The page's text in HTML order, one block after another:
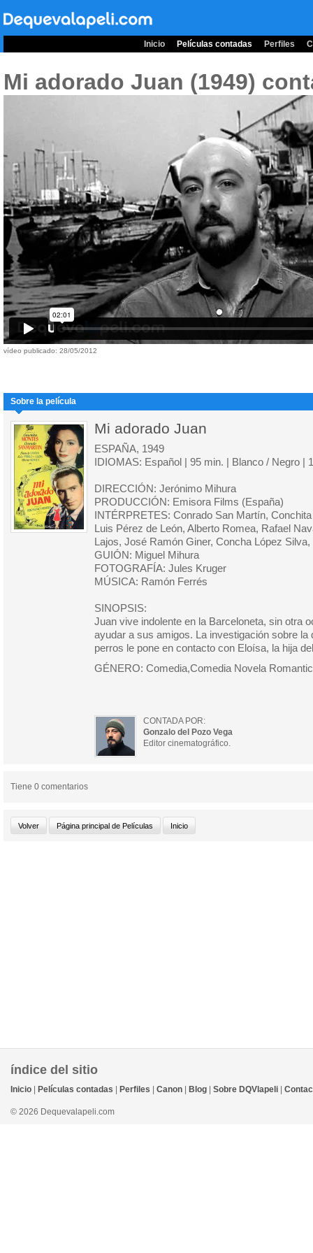
Inicio Películas contadas Perfiles
Mi adorado Juan (1949)
vídeo publicado: 28/05/2012
Sobre la película
Mi adorado Juan
ESPAÑA, 1949
IDIOMAS: Español | 95 min. | Blanco / Negro |
DIRECCIÓN: Jerónimo Mihura
PRODUCCIÓN: Emisora Films (España)
INTÉRPRETES: Conrado San Martín,
Luis Pérez de León, Alberto Romea, Rafael
Lajos, José Ramón Giner, Concha López
GUIÓN: Miguel Mihura
FOTOGRAFÍA: Jules Kruger
MÚSICA: Ramón Ferrés
SINOPSIS:
Juan vive indolente en la Barceloneta, sin otra
ayudar a sus amigos. La investigación sobre la
perros le pone en contacto con Eloísa, la hija
GÉNERO: Comedia,Comedia Novela
CONTADA POR:
Gonzalo del Pozo Vega
Editor cinematográfico.
Tiene 0 comentarios
índice del sitio
Inicio Películas contadas Perfiles Canon Blog Sobre DQVlapeli
© 2026 Dequevalapeli.com